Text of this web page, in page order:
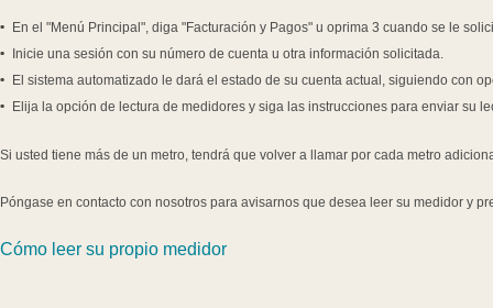
En el "Menú Principal", diga "Facturación y Pagos" u oprima 3 cuando se le
Inicie una sesión con su número de cuenta u otra información solicitada.
El sistema automatizado le dará el estado de su cuenta actual, siguiendo con
Elija la opción de lectura de medidores y siga las instrucciones para enviar su
Si usted tiene más de un metro, tendrá que volver a llamar por cada metro
Póngase en contacto con nosotros para avisarnos que desea leer su medidor y
Cómo leer su propio medidor